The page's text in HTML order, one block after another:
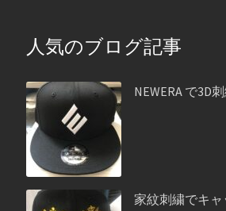
人気のブログ記事
NEWERA で3D
家紋刺繍でキ